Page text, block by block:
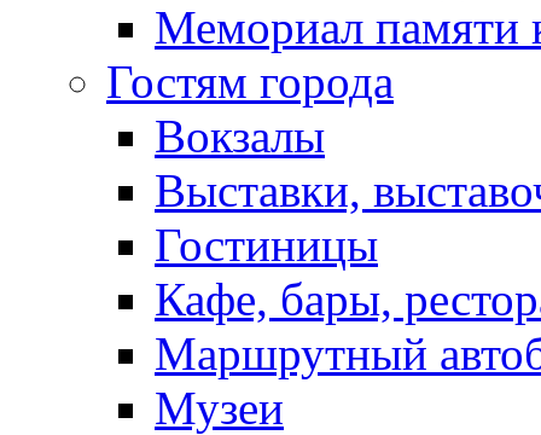
Мемориал памяти
Гостям города
Вокзалы
Выставки,
Гостиницы
Кафе, бары,
Маршрутный
Музеи